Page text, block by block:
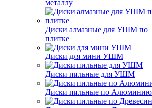
металлу
Диски алмазные для УШМ по
плитке
Диски для мини УШМ
Диски пильные для УШМ
Диски пильные по Алюминию